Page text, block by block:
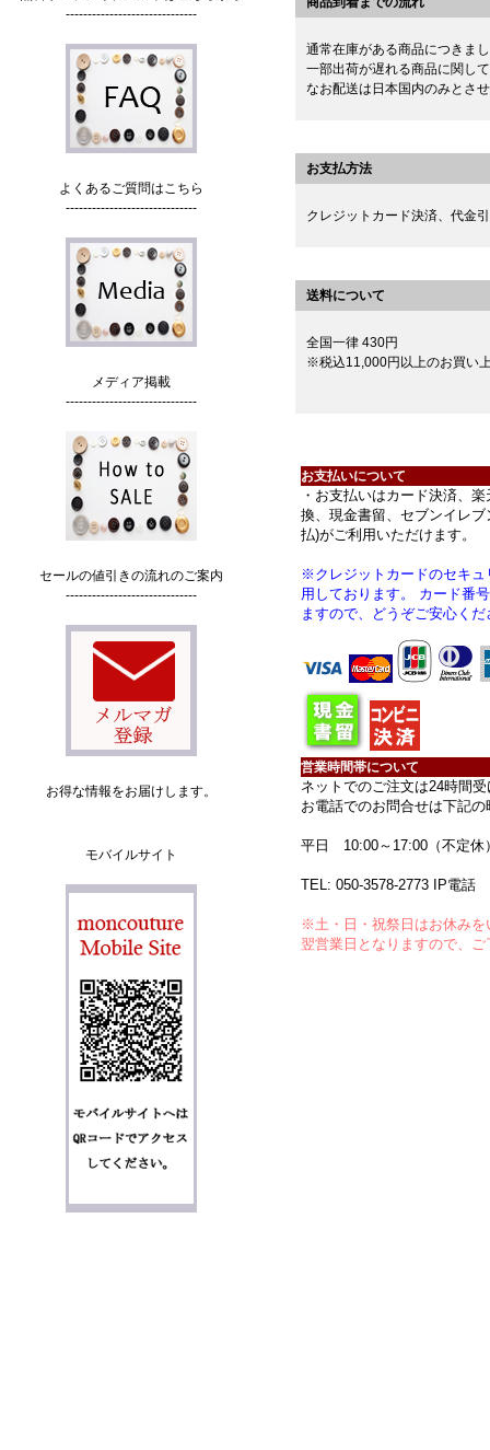
通常在庫がある商品につきま
一部出荷が遅れる商品に関し
なお配送は日本国内のみとさ
お支払方法
クレジットカード決済、代金
送料について
全国一律 430円
※税込11,000円以上のお買い
お支払いについて
・お支払いはカード決済、
換、現金書留、セブンイレ
払)がご利用いただけます。
※クレジットカードのセキ
用しております。 カード番
ますので、どうぞご安心くだ
営業時間帯について
ネットでのご注文は24時間
お電話でのお問合せは下記
平日 10:00～17:00（不定休
TEL: 050-3578-2773 IP電話
※土・日・祝祭日はお休み
翌営業日となりますので、
------------------------------
よくあるご質問はこちら
------------------------------
メディア掲載
------------------------------
セールの値引きの流れのご案内
------------------------------
お得な情報をお届けします。
モバイルサイト